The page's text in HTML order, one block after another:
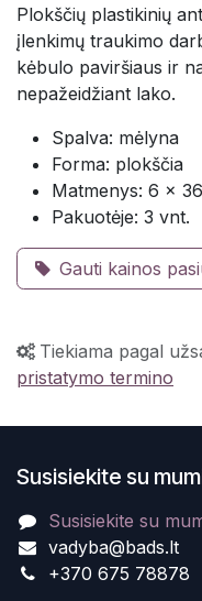
Plokščių plastikinių
įlenkimų traukimo
kėbulo paviršiaus ir
nepažeidžiant lako.
Spalva: mėlyna
Forma: plokščia
Matmenys: 6 x
Pakuotėje: 3 vnt.
Gauti kainos
Tiekiama pagal
pristatymo termino
Susisiekite su
Susisiekite su
vadyba@bads.lt
+370 675 78878